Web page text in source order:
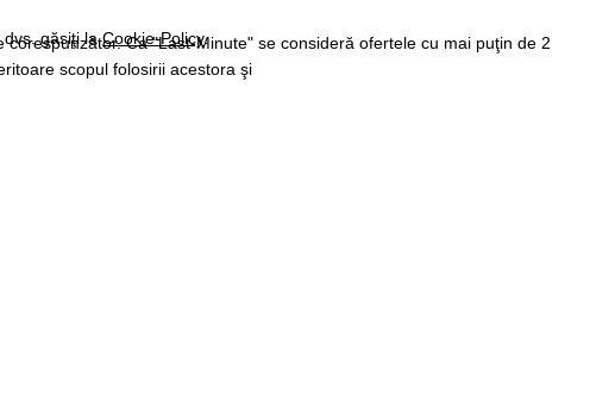
dvs. găsiţi laCookie-Policy.
scopul folosirii acestora şi
Ca "Last-Minute" se consideră ofertele cu mai puţin de 2